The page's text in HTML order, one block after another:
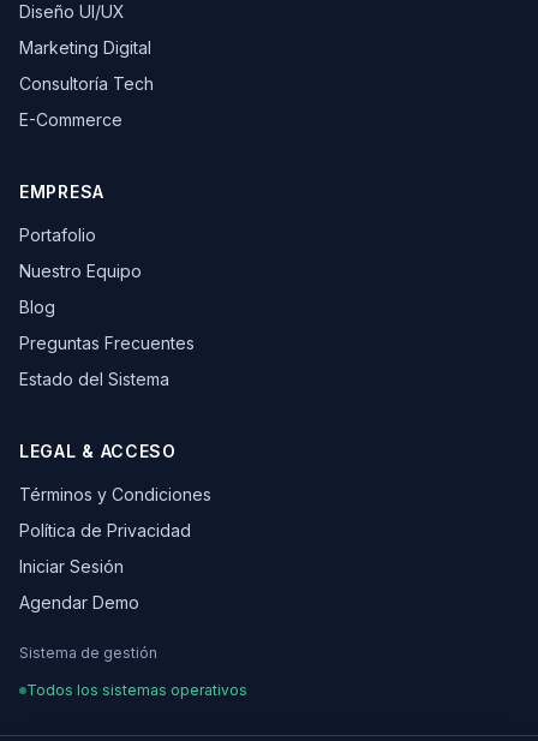
Diseño UI/UX
Marketing Digital
Consultoría Tech
E-Commerce
EMPRESA
Portafolio
Nuestro Equipo
Blog
Preguntas Frecuentes
Estado del Sistema
LEGAL & ACCESO
Términos y Condiciones
Política de Privacidad
Iniciar Sesión
Agendar Demo
Sistema de gestión
Todos los sistemas operativos